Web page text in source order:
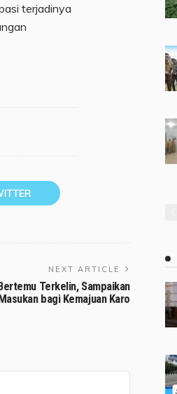
terjadinya
NEXT ARTICLE
Terkelin, Sampaikan
Masukan bagi Kemajuan Karo